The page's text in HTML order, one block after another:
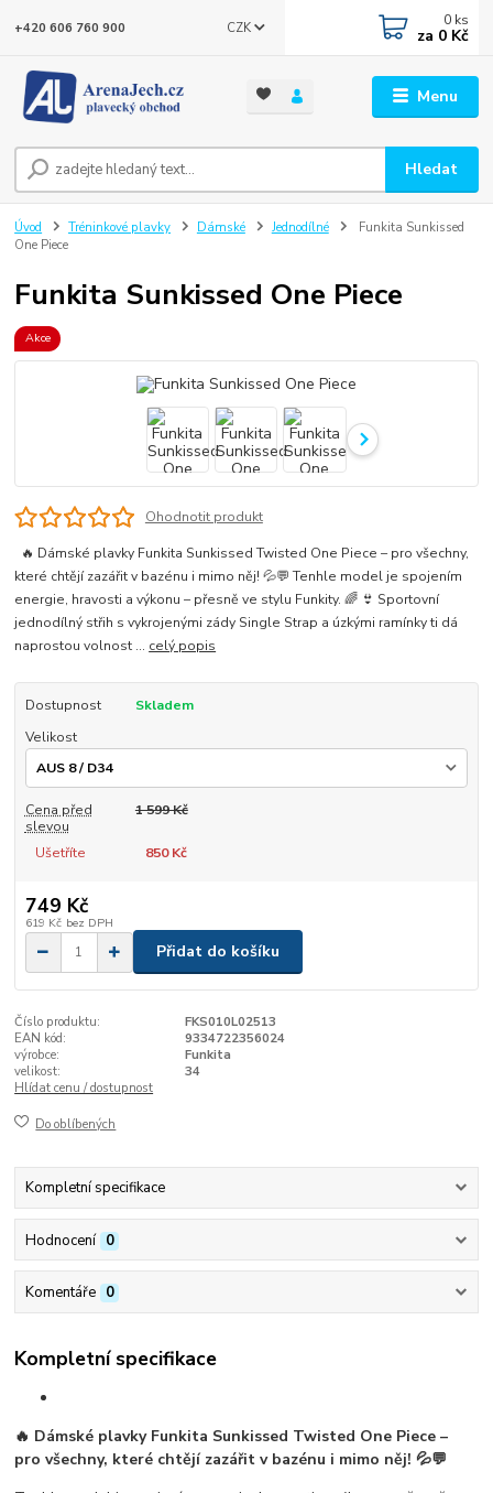
Menu
CZK
Hledat
+420 606 760 900 0 ks
za 0 Kč
Úvod Tréninkové plavky Dámské Jednodílné
Funkita Sunkissed
One Piece
Funkita Sunkissed One Piece
Akce
Ohodnotit produkt
🔥 Dámské plavky Funkita Sunkissed Twisted One Piece – pro všechny,
které chtějí zazářit v bazénu i mimo něj! 💦💬 Tenhle model je spojením
energie, hravosti a výkonu – přesně ve stylu Funkity. 🌈 👙 Sportovní
jednodílný střih s vykrojenými zády Single Strap a úzkými ramínky ti dá
naprostou volnost ... celý popis
Dostupnost
Skladem
Velikost
Cena před
slevou
1 599 Kč
Ušetříte 850 Kč
749 Kč
619 Kč bez DPH
Přidat do košíku
Číslo produktu:
FKS010L02513
EAN kód:
9334722356024
výrobce:
Funkita
velikost:
34
Hlídat cenu / dostupnost
Do oblíbených
Kompletní specifikace
Hodnocení 0
Komentáře 0
Kompletní specifikace
🔥 Dámské plavky Funkita Sunkissed Twisted One Piece –
pro všechny, které chtějí zazářit v bazénu i mimo něj! 💦💬